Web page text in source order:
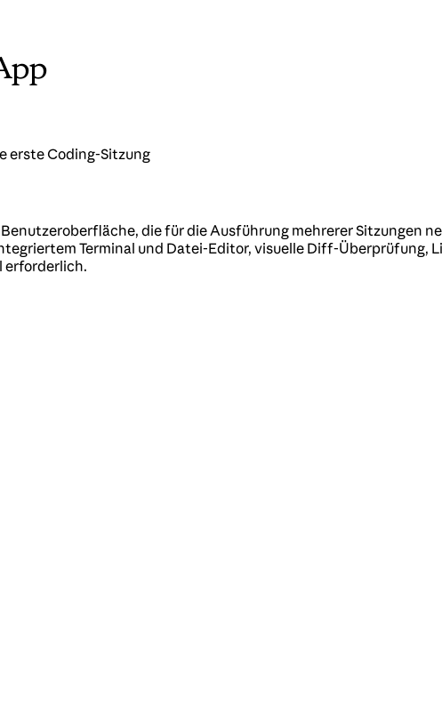
erste Coding-Sitzung
die für die Ausführung mehrerer Sitzungen
Terminal und Datei-Editor, visuelle Diff-Überprüfung,
erforderlich.